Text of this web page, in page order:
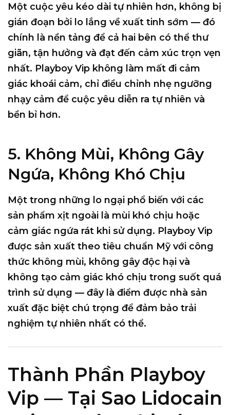
Một cuộc yêu kéo dài tự nhiên hơn, không bị
gián đoạn bởi lo lắng về xuất tinh sớm — đó
chính là nền tảng để cả hai bên có thể thư
giãn, tận hưởng và đạt đến cảm xúc trọn vẹn
nhất. Playboy Vip không làm mất đi cảm
giác khoái cảm, chỉ điều chỉnh nhẹ ngưỡng
nhạy cảm để cuộc yêu diễn ra tự nhiên và
bền bỉ hơn.
5. Không Mùi, Không Gây
Ngứa, Không Khó Chịu
Một trong những lo ngại phổ biến với các
sản phẩm xịt ngoài là mùi khó chịu hoặc
cảm giác ngứa rát khi sử dụng. Playboy Vip
được sản xuất theo tiêu chuẩn Mỹ với công
thức không mùi, không gây độc hại và
không tạo cảm giác khó chịu trong suốt quá
trình sử dụng — đây là điểm được nhà sản
xuất đặc biệt chú trọng để đảm bảo trải
nghiệm tự nhiên nhất có thể.
Thành Phần Playboy
Vip — Tại Sao Lidocain